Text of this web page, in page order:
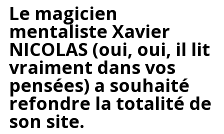
Le magicien
mentaliste Xavier
NICOLAS (oui, oui, il lit
vraiment dans vos
pensées) a souhaité
refondre la totalité de
son site.